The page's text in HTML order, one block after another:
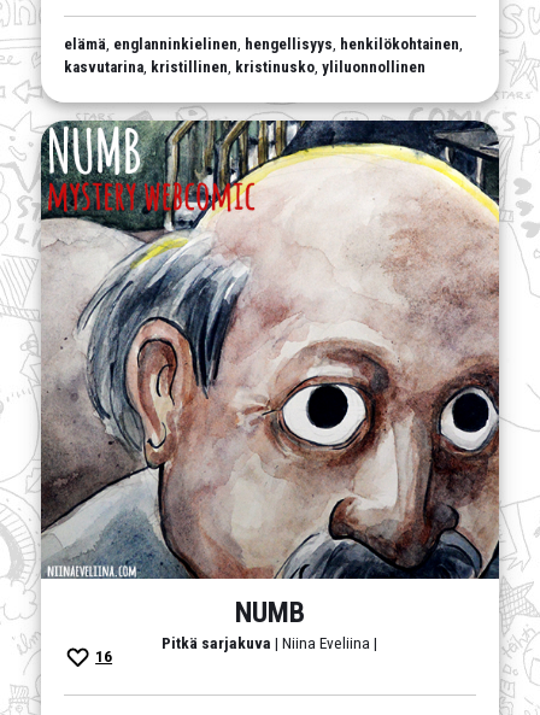
elämä, englanninkielinen, hengellisyys, henkilökohtainen,
kasvutarina, kristillinen, kristinusko,yliluonnollinen
NUMB
Pitkä sarjakuva | Niina Eveliina |
16